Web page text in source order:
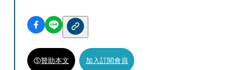
贊助本文 加入訂閱會員